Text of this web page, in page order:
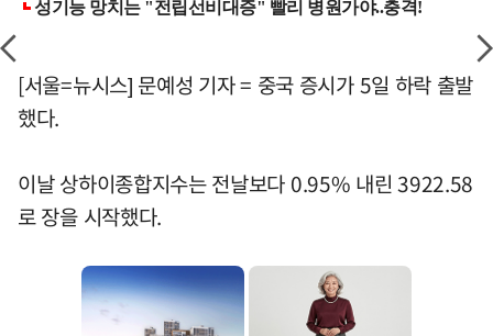
[서울=뉴시스] 문예성 기자 = 중국 증시가 5일 하락 출발
했다.
이날 상하이종합지수는 전날보다 0.95% 내린 3922.58
로 장을 시작했다.